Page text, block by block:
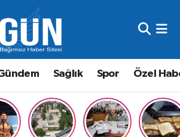
Sağlık Spor Özel
Eczaneler
Durumu
Yoğunluk Haritası